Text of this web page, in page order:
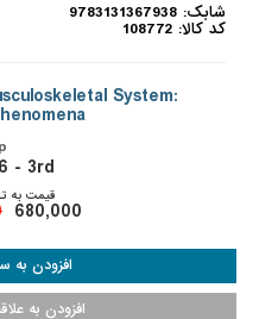
شابک: 9783131367938
کد کالا: 108772
System:
- 3rd
قیمت به
680,000